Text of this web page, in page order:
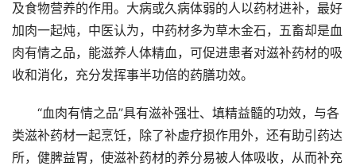
及食物营养的作用。大病或久病体弱的人以药材进补，最好
加肉一起炖，中医认为，中药材多为草木金石，五畜却是血
肉有情之品，能滋养人体精血，可促进患者对滋补药材的吸
收和消化，充分发挥事半功倍的药膳功效。
“血肉有情之品”具有滋补强壮、填精益髓的功效，与各
类滋补药材一起烹饪，除了补虚疗损作用外，还有助引药达
所，健脾益胃，使滋补药材的养分易被人体吸收，从而补充